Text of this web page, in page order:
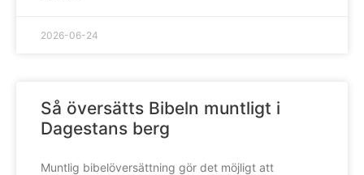
2026-06-24
Så översätts Bibeln muntligt i
Dagestans berg
Muntlig bibelöversättning gör det möjligt att